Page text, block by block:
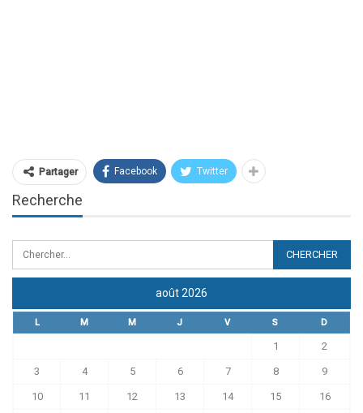
Partager Facebook Twitter
Recherche
août 2026
L M M J V S D
1 2
3 4 5 6 7 8 9
10 11 12 13 14 15 16